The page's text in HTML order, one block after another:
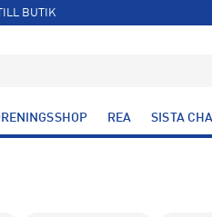
BUTIK
REA SISTA